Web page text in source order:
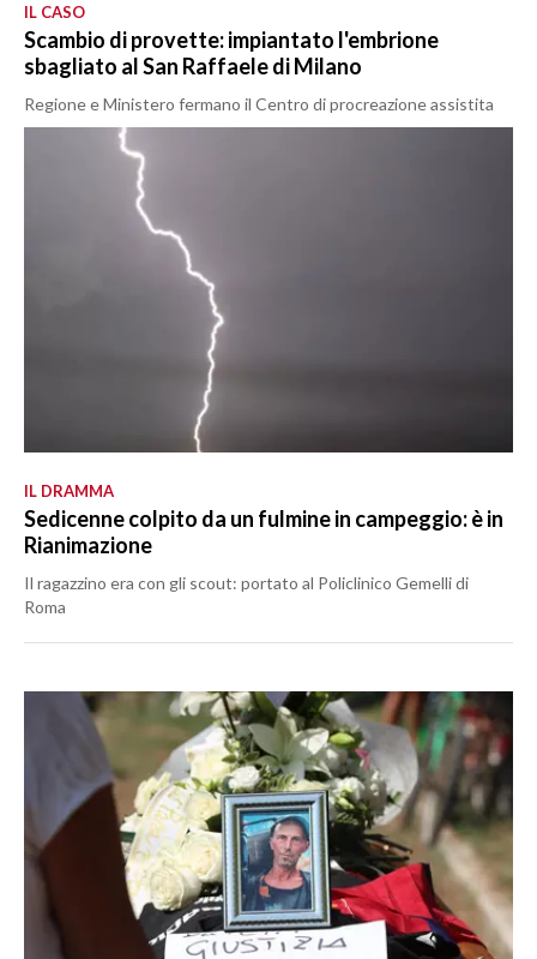
IL CASO
Scambio di provette: impiantato l'embrione
sbagliato al San Raffaele di Milano
Regione e Ministero fermano il Centro di procreazione assistita
IL DRAMMA
Sedicenne colpito da un fulmine in campeggio: è in
Rianimazione
Il ragazzino era con gli scout: portato al Policlinico Gemelli di
Roma